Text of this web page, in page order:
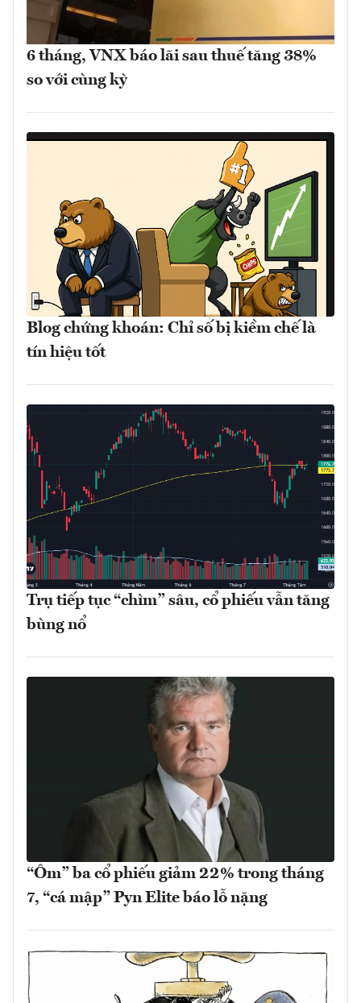
6 tháng, VNX báo lãi sau thuế tăng 38%
so với cùng kỳ
Blog chứng khoán: Chỉ số bị kiềm chế là
tín hiệu tốt
Trụ tiếp tục “chìm” sâu, cổ phiếu vẫn tăng
bùng nổ
“Ôm” ba cổ phiếu giảm 22% trong tháng
7, “cá mập” Pyn Elite báo lỗ nặng